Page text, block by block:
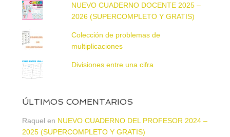
NUEVO CUADERNO DOCENTE 2025 –
2026 (SUPERCOMPLETO Y GRATIS)
Colección de problemas de
multiplicaciones
Divisiones entre una cifra
ÚLTIMOS COMENTARIOS
Raquel en NUEVO CUADERNO DEL PROFESOR 2024 –
2025 (SUPERCOMPLETO Y GRATIS)